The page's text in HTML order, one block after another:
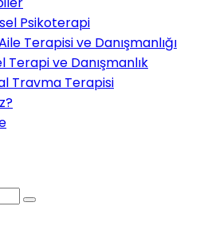
Psikoterapi
Terapisi ve Danışmanlığı
Terapi ve Danışmanlık
Travma Terapisi